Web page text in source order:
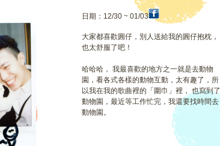
日期：12/30 ~ 01/03
大家都喜歡圓仔，別人送給我的圓仔抱枕，
也太舒服了吧！
哈哈哈， 我最喜歡的地方之一就是去動物
園，看各式各樣的動物互動，太有趣了，所
以我在我的歌曲裡的「圍巾」裡， 也寫到了
動物園，最近等工作忙完，我還要找時間去
動物園。